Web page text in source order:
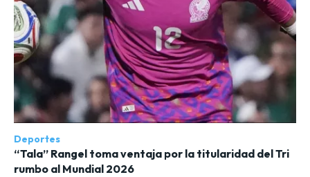
Deportes
“Tala” Rangel toma ventaja por la titularidad del Tri
rumbo al Mundial 2026